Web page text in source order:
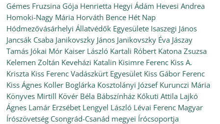
Gémes Fruzsina Gója Henrietta Hegyi Ádám Hevesi Andrea
Homoki-Nagy Mária Horváth Bence Hét Nap
Hódmezővásárhelyi Állatvédők Egyesülete Isaszegi János
Jancsák Csaba Janikovszky János Janikovszky Éva Jászay
Tamás Jókai Mór Kaiser László Kartali Róbert Katona Zsuzsa
Kelemen Zoltán Keveházi Katalin Kisimre Ferenc Kiss A.
Kriszta Kiss Ferenc Vadászkürt Egyesület Kiss Gábor Ferenc
Kiss Ágnes Koller Boglárka Kosztolányi József Kurunczi Mária
Könyves Mirtill Kövér Béla Bábszínház Kőkuti Attila Lajkó
Ágnes Lamár Erzsébet Lengyel László Lévai Ferenc Magyar
Írószövetség Csongrád-Csanád megyei Írócsoportja